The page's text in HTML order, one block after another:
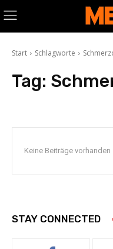
Start Schlagworte
Tag:
Keine Beiträge vorhanden
STAY CONNECTED